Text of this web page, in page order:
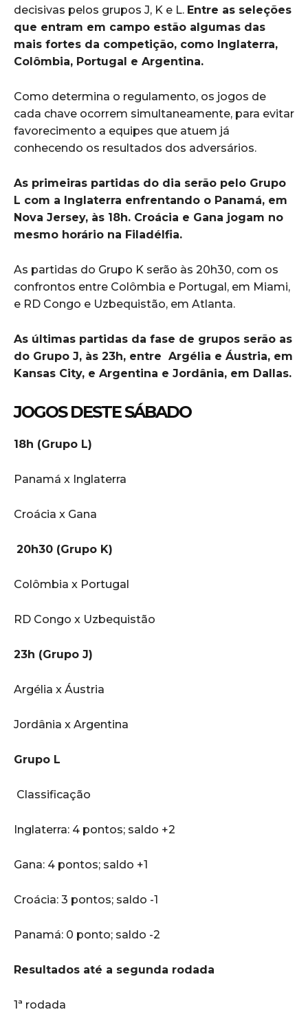
decisivas pelos grupos J, K e L. Entre as seleções
que entram em campo estão algumas das
mais fortes da competição, como Inglaterra,
Colômbia, Portugal e Argentina.
Como determina o regulamento, os jogos de
cada chave ocorrem simultaneamente, para evitar
favorecimento a equipes que atuem já
conhecendo os resultados dos adversários.
As primeiras partidas do dia serão pelo Grupo
L com a Inglaterra enfrentando o Panamá, em
Nova Jersey, às 18h. Croácia e Gana jogam no
mesmo horário na Filadélfia.
As partidas do Grupo K serão às 20h30, com os
confrontos entre Colômbia e Portugal, em Miami,
e RD Congo e Uzbequistão, em Atlanta.
As últimas partidas da fase de grupos serão as
do Grupo J, às 23h, entre Argélia e Áustria, em
Kansas City, e Argentina e Jordânia, em Dallas.
JOGOS DESTE SÁBADO
18h (Grupo L)
Panamá x Inglaterra
Croácia x Gana
20h30 (Grupo K)
Colômbia x Portugal
RD Congo x Uzbequistão
23h (Grupo J)
Argélia x Áustria
Jordânia x Argentina
Grupo L
Classificação
Inglaterra: 4 pontos; saldo +2
Gana: 4 pontos; saldo +1
Croácia: 3 pontos; saldo -1
Panamá: 0 ponto; saldo -2
Resultados até a segunda rodada
1ª rodada